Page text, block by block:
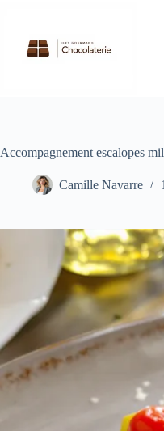
Accompagnement escalopes
Camille Navarre